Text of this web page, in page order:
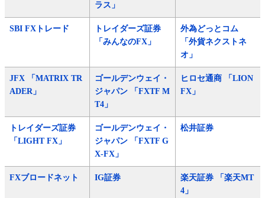
ラス」
SBI FXトレード
トレイダーズ証券
「みんなのFX」
外為どっとコム
「外貨ネクストネ
オ」
JFX 「MATRIX TR
ADER」
ゴールデンウェイ・
ジャパン 「FXTF M
T4」
ヒロセ通商 「LION
FX」
トレイダーズ証券
「LIGHT FX」
ゴールデンウェイ・
ジャパン 「FXTF G
X-FX」
松井証券
FXブロードネット IG証券
楽天証券 「楽天MT
4」